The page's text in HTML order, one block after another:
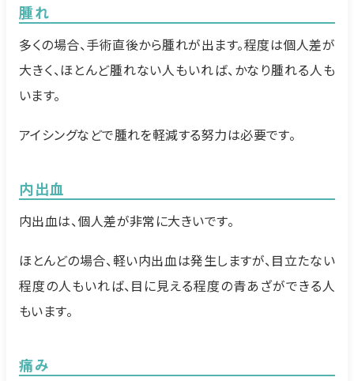
腫れ
多くの場合、手術直後から腫れが出ます。程度は個人差が
大きく、ほとんど腫れない人もいれば、かなり腫れる人も
います。
アイシングなどで腫れを軽減する努力は必要です。
内出血
内出血は、個人差が非常に大きいです。
ほとんどの場合、軽い内出血は発生しますが、目立たない
程度の人もいれば、目に見える程度の青あざができる人
もいます。
痛み